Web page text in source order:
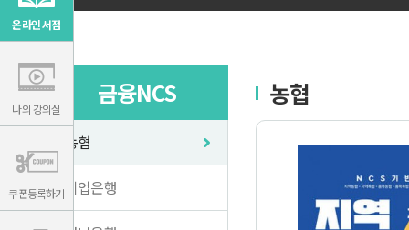
온라인 서점
나의 강의실
쿠폰등록하기
인
금융NCS
농협
기업은행
농협